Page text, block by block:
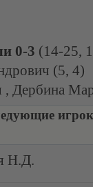
0-3 (14-25,
(5, 4)
, Дербина
Н.Д.